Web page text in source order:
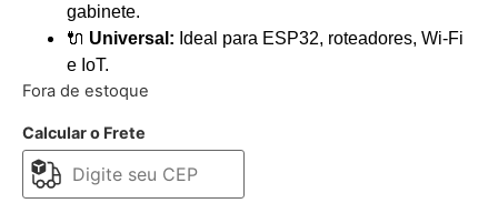
gabinete.
🔌 Universal: Ideal para ESP32, roteadores, Wi-Fi
e IoT.
Fora de estoque
Calcular o Frete